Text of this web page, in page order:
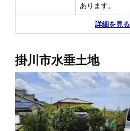
あります。
詳細を見る
掛川市水垂土地